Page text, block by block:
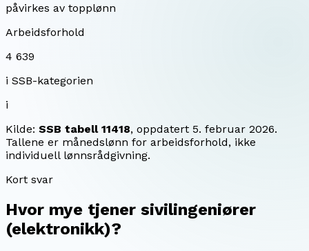
påvirkes av topplønn
Arbeidsforhold
4 639
i SSB-kategorien
i
Kilde: SSB tabell 11418, oppdatert 5. februar 2026.
Tallene er månedslønn for arbeidsforhold, ikke
individuell lønnsrådgivning.
Kort svar
Hvor mye tjener sivilingeniører
(elektronikk)?